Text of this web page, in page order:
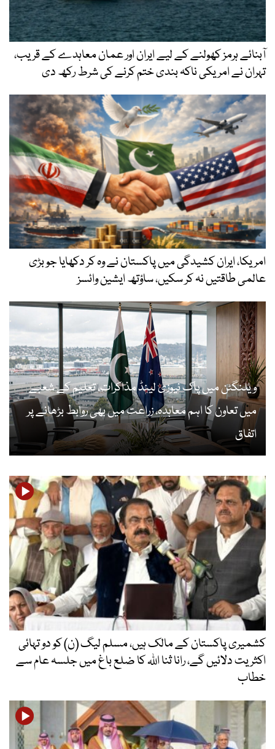
آبنائے ہرمز کھولنے کے لیے ایران اور عمان معاہدے کے قریب،
تہران نے امریکی ناکہ بندی ختم کرنے کی شرط رکھ دی
امریکا، ایران کشیدگی میں پاکستان نے وہ کر دکھایا جو بڑی
عالمی طاقتیں نہ کر سکیں، ساؤتھ ایشین وائسز
ویلنگٹن میں پاک نیوزی لینڈ مذاکرات، تعلیم کے شعبے
میں تعاون کا اہم معاہدہ، زراعت میں بھی روابط بڑھانے پر
اتفاق
کشمیری پاکستان کے مالک ہیں، مسلم لیگ (ن) کو دو تہائی
اکثریت دلائیں گے، رانا ثنا اللہ کا ضلع باغ میں جلسہ عام سے
خطاب